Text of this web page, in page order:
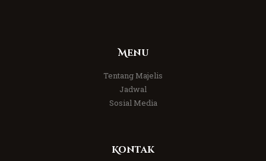
Menu
Tentang Majelis
Jadwal
Sosial Media
Kontak